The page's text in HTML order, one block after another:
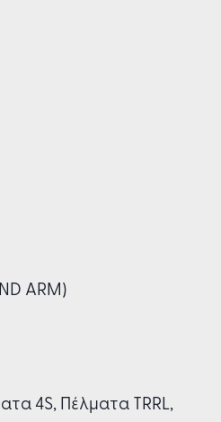
ARM)
4S, Πέλματα TRRL,